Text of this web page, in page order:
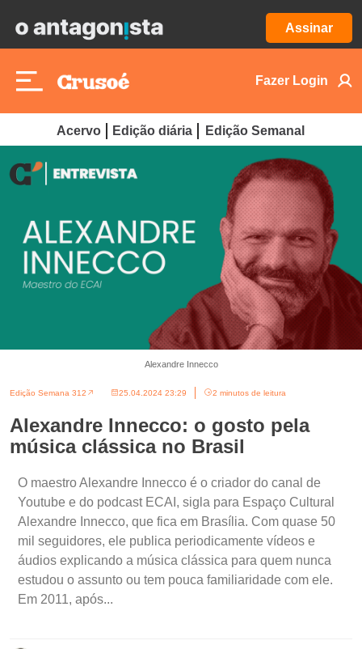
Assinar
Fazer Login
Acervo Edição diária Edição Semanal
Alexandre Innecco
Edição Semana 312 25.04.2024 23:29 2 minutos de leitura
Alexandre Innecco: o gosto pela
música clássica no Brasil
O maestro Alexandre Innecco é o criador do canal de
Youtube e do podcast ECAI, sigla para Espaço Cultural
Alexandre Innecco, que fica em Brasília. Com quase 50
mil seguidores, ele publica periodicamente vídeos e
áudios explicando a música clássica para quem nunca
estudou o assunto ou tem pouca familiaridade com ele.
Em 2011, após...